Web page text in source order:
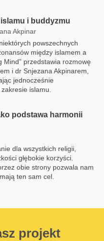
i buddyzmu
Akpinar
powszechnych
między islamem a
Mind” przedstawia rozmowę
i dr Snjezana Akpinarem,
jednocześnie
islamu.
podstawa harmonii
dla wszystkich religii,
głębokie korzyści.
obie strony pozwala nam
ten sam cel.
projekt